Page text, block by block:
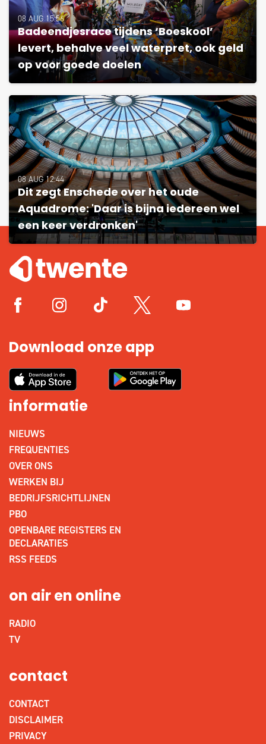
08 AUG 15:56
Badeendjesrace tijdens ‘Boeskool’
levert, behalve veel waterpret, ook geld
op voor goede doelen
08 AUG 12:44
Dit zegt Enschede over het oude
Aquadrome: 'Daar is bijna iedereen wel
een keer verdronken'
Download onze app
informatie
NIEUWS
FREQUENTIES
OVER ONS
WERKEN BIJ
BEDRIJFSRICHTLIJNEN
PBO
OPENBARE REGISTERS EN
DECLARATIES
RSS FEEDS
on air en online
RADIO
TV
contact
CONTACT
DISCLAIMER
PRIVACY